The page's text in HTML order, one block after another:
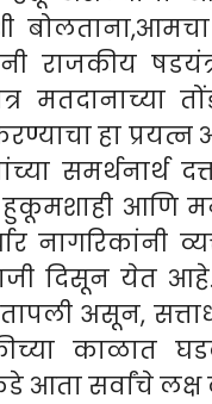
राजकीय
मतदानाच्या
हा
समर्थनार्थ
आणि
नागरिकांनी
दिसून येत
असून,
काळात
आता सर्वांचे